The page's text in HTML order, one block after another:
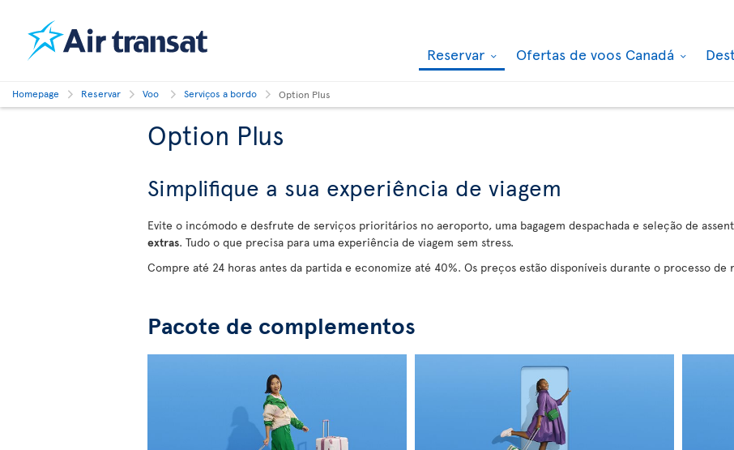
Reservar Ofertas de voos Canadá
Homepage Reservar Voo Serviços a bordo Option Plus
Option Plus
Simplifique a sua experiência de viagem
Evite o incómodo e desfrute de serviços prioritários no aeroporto, uma bagagem despachada e seleção de
extras. Tudo o que precisa para uma experiência de viagem sem stress.
Compre até 24 horas antes da partida e economize até 40%. Os preços estão disponíveis durante o processo de
Pacote de complementos